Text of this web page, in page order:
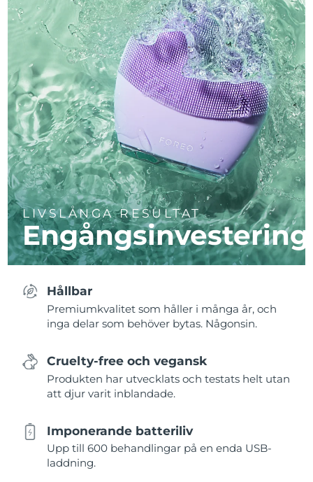
LIVSLÅNGA RESULTAT
Engångsinvestering
Hållbar
Premiumkvalitet som håller i många år, och
inga delar som behöver bytas. Någonsin.
Cruelty-free och vegansk
Produkten har utvecklats och testats helt utan
att djur varit inblandade.
Imponerande batteriliv
Upp till 600 behandlingar på en enda USB-
laddning.